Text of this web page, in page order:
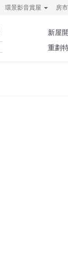
環景影音賞屋 房
新屋
重劃